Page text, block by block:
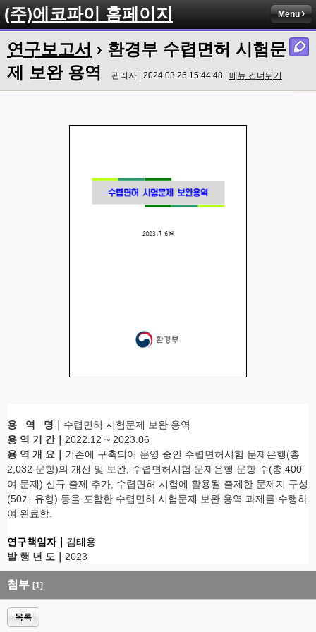
(주)에코파이 홈페이지 Menu
연구보고서 › 환경부 수렵면허 시험문
제 보완 용역
관리자 | 2024.03.26 15:44:48 | 메뉴 건너뛰기
용 역 명
수렵면허 시험문제 보완 용역
용 역 기 간｜ 2022.12 ~ 2023.06
용 역 개 요
기존에 구축되어 운영 중인 수렵면허시험 문제은행(총
2,032 문항)의 개선 및 보완, 수렵면허시험 문제은행 문항 수(총 400
여 문제) 신규 출제 추가, 수렵면허 시험에 활용될 출제한 문제지 구성
(50개 유형) 등을 포함한 수렵면허 시험문제 보완 용역 과제를 수행하
여 완료함.
연구책임자｜ 김태용
발 행 년 도
2023
첨부 [1]
목록